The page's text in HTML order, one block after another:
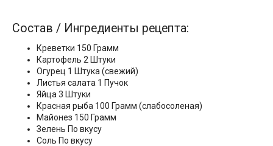
Состав / Ингредиенты рецепта:
Креветки 150 Грамм
Картофель 2 Штуки
Огурец 1 Штука (свежий)
Листья салата 1 Пучок
Яйца 3 Штуки
Красная рыба 100 Грамм (слабосоленая)
Майонез 150 Грамм
Зелень По вкусу
Соль По вкусу